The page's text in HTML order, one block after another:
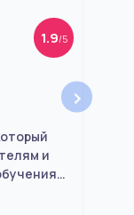
1.9/5
и
›